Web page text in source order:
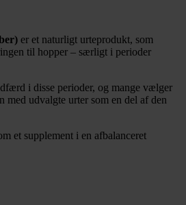
er et naturligt urteprodukt, som
til hopper – særligt i perioder
i disse perioder, og mange vælger
med udvalgte urter som en del af den
et supplement i en afbalanceret